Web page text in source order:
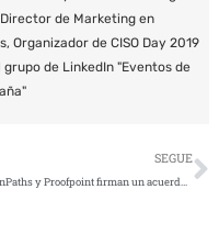
de Marketing en
Organizador de CISO Day 2019
de LinkedIn "Eventos de
SEGUE
ElevenPaths y Proofpoint firman un acuerdo para complementar la oferta de protección e-mail de Telefónica